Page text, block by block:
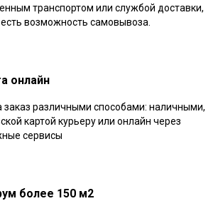
транспортом или службой доставки,
возможность самовывоза.
онлайн
заказ различными способами: наличными,
картой курьеру или онлайн через
сервисы
более 150 м2